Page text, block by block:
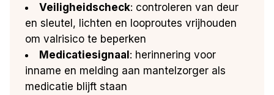
Veiligheidscheck: controleren van deur
en sleutel, lichten en looproutes vrijhouden
om valrisico te beperken
Medicatiesignaal: herinnering voor
inname en melding aan mantelzorger als
medicatie blijft staan